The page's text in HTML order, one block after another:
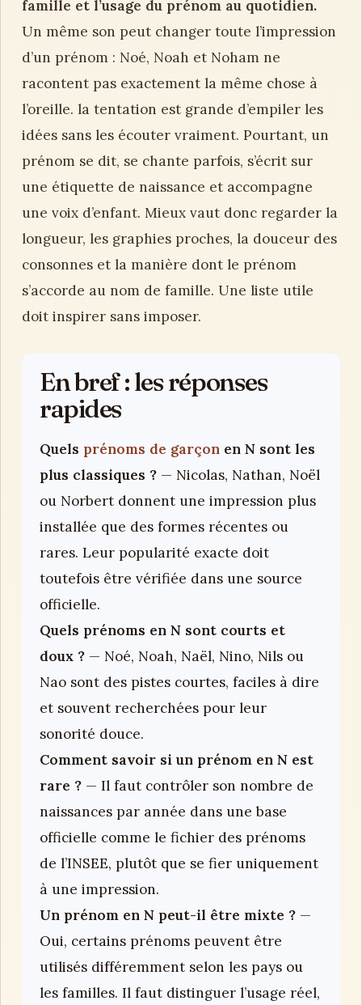
famille et l’usage du prénom au quotidien.
Un même son peut changer toute l’impression
d’un prénom : Noé, Noah et Noham ne
racontent pas exactement la même chose à
l’oreille. la tentation est grande d’empiler les
idées sans les écouter vraiment. Pourtant, un
prénom se dit, se chante parfois, s’écrit sur
une étiquette de naissance et accompagne
une voix d’enfant. Mieux vaut donc regarder la
longueur, les graphies proches, la douceur des
consonnes et la manière dont le prénom
s’accorde au nom de famille. Une liste utile
doit inspirer sans imposer.
En bref : les réponses
rapides
Quels prénoms de garçon en N sont les
plus classiques ? — Nicolas, Nathan, Noël
ou Norbert donnent une impression plus
installée que des formes récentes ou
rares. Leur popularité exacte doit
toutefois être vérifiée dans une source
officielle.
Quels prénoms en N sont courts et
doux ? — Noé, Noah, Naël, Nino, Nils ou
Nao sont des pistes courtes, faciles à dire
et souvent recherchées pour leur
sonorité douce.
Comment savoir si un prénom en N est
rare ? — Il faut contrôler son nombre de
naissances par année dans une base
officielle comme le fichier des prénoms
de l’INSEE, plutôt que se fier uniquement
à une impression.
Un prénom en N peut-il être mixte ? —
Oui, certains prénoms peuvent être
utilisés différemment selon les pays ou
les familles. Il faut distinguer l’usage réel,